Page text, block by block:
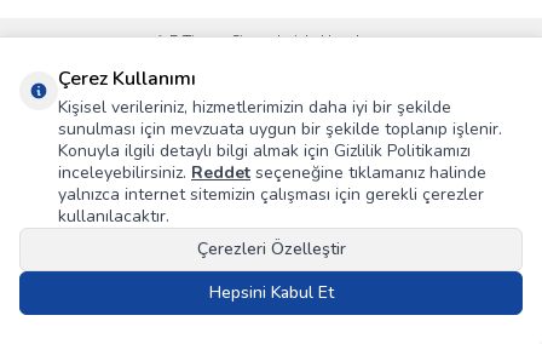
T-SoftE-TicaretSistemleriyle Hazırlanmıştır.
Çerez Kullanımı
Kişisel verileriniz, hizmetlerimizin daha iyi bir şekilde
sunulması için mevzuata uygun bir şekilde toplanıp işlenir.
Konuyla ilgili detaylı bilgi almak için Gizlilik Politikamızı
inceleyebilirsiniz. Reddet seçeneğine tıklamanız halinde
yalnızca internet sitemizin çalışması için gerekli çerezler
kullanılacaktır.
Çerezleri Özelleştir
Hepsini Kabul Et